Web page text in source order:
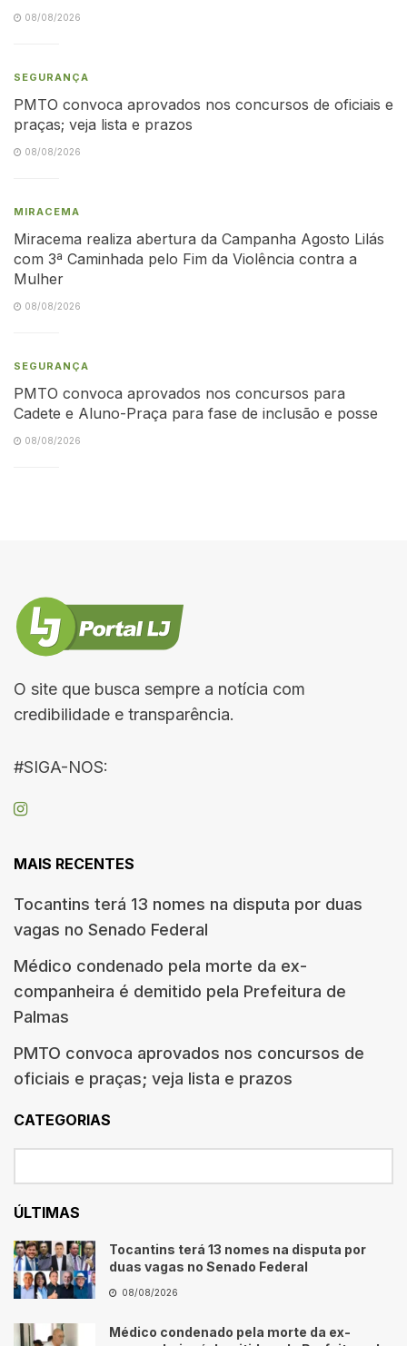
08/08/2026
SEGURANÇA
PMTO convoca aprovados nos concursos de oficiais e
praças; veja lista e prazos
08/08/2026
MIRACEMA
Miracema realiza abertura da Campanha Agosto Lilás
com 3ª Caminhada pelo Fim da Violência contra a
Mulher
08/08/2026
SEGURANÇA
PMTO convoca aprovados nos concursos para
Cadete e Aluno-Praça para fase de inclusão e posse
08/08/2026
O site que busca sempre a notícia com
credibilidade e transparência.
#SIGA-NOS:
MAIS RECENTES
Tocantins terá 13 nomes na disputa por duas
vagas no Senado Federal
Médico condenado pela morte da ex-
companheira é demitido pela Prefeitura de
Palmas
PMTO convoca aprovados nos concursos de
oficiais e praças; veja lista e prazos
CATEGORIAS
ÚLTIMAS
Tocantins terá 13 nomes na disputa por
duas vagas no Senado Federal
08/08/2026
Médico condenado pela morte da ex-